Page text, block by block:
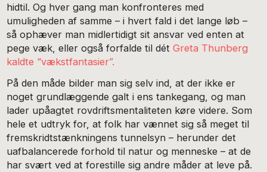
hidtil. Og hver gang man konfronteres med
umuligheden af samme – i hvert fald i det lange løb –
så ophæver man midlertidigt sit ansvar ved enten at
pege væk, eller også forfalde til détGreta Thunberg
kaldte “vækstfantasier”.
På den måde bilder man sig selv ind, at der ikke er
noget grundlæggende galt i ens tankegang, og man
lader upåagtet rovdriftsmentaliteten køre videre. Som
hele et udtryk for, at folk har vænnet sig så meget til
fremskridtstænkningens tunnelsyn – herunder det
uafbalancerede forhold til natur og menneske – at de
har svært ved at forestille sig andre måder at leve på.